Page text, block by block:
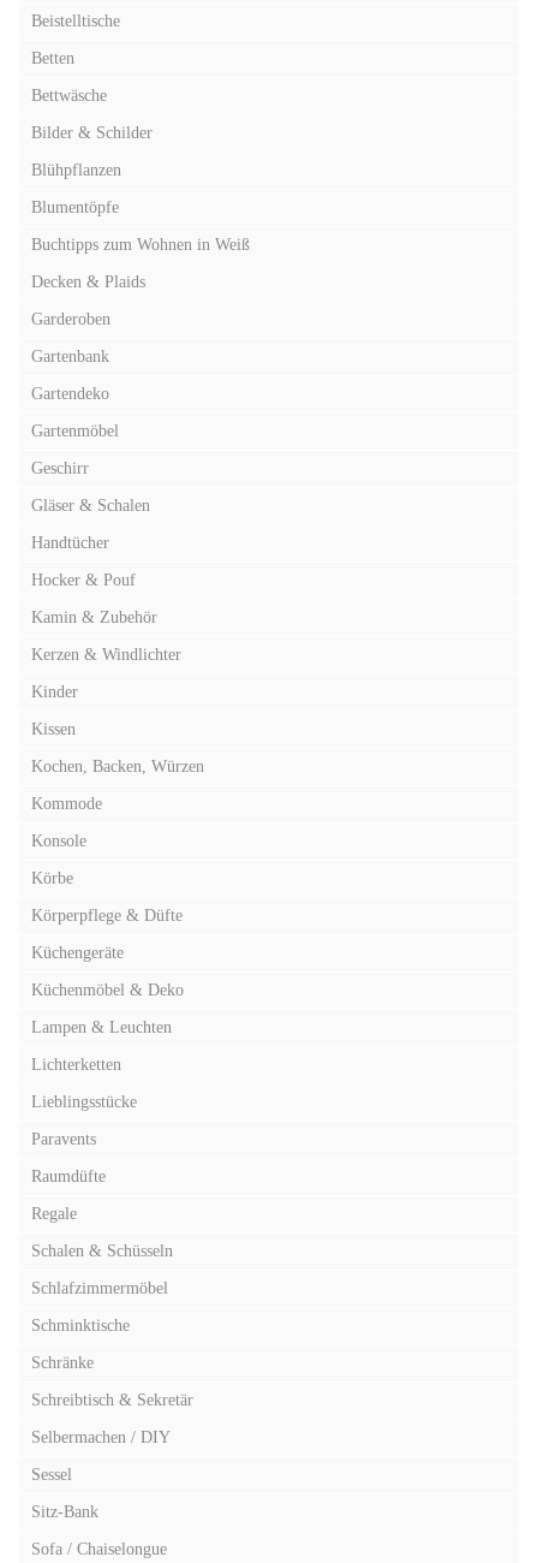
Beistelltische
Betten
Bettwäsche
Bilder & Schilder
Blühpflanzen
Blumentöpfe
Buchtipps zum Wohnen in Weiß
Decken & Plaids
Garderoben
Gartenbank
Gartendeko
Gartenmöbel
Geschirr
Gläser & Schalen
Handtücher
Hocker & Pouf
Kamin & Zubehör
Kerzen & Windlichter
Kinder
Kissen
Kochen, Backen, Würzen
Kommode
Konsole
Körbe
Körperpflege & Düfte
Küchengeräte
Küchenmöbel & Deko
Lampen & Leuchten
Lichterketten
Lieblingsstücke
Paravents
Raumdüfte
Regale
Schalen & Schüsseln
Schlafzimmermöbel
Schminktische
Schränke
Schreibtisch & Sekretär
Selbermachen / DIY
Sessel
Sitz-Bank
Sofa / Chaiselongue